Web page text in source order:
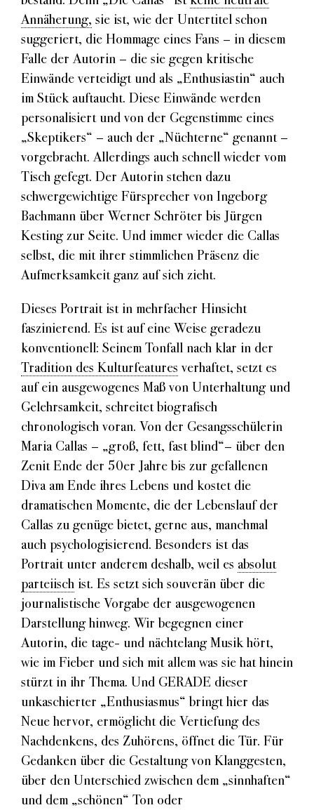
Annäherung, sie ist, wie der Untertitel schon
suggeriert, die Hommage eines Fans – in diesem
Falle der Autorin – die sie gegen kritische
Einwände verteidigt und als „Enthusiastin“ auch
im Stück auftaucht. Diese Einwände werden
personalisiert und von der Gegenstimme eines
„Skeptikers“ – auch der „Nüchterne“ genannt –
vorgebracht. Allerdings auch schnell wieder vom
Tisch gefegt. Der Autorin stehen dazu
schwergewichtige Fürsprecher von Ingeborg
Bachmann über Werner Schröter bis Jürgen
Kesting zur Seite. Und immer wieder die Callas
selbst, die mit ihrer stimmlichen Präsenz die
Aufmerksamkeit ganz auf sich zieht.
Dieses Portrait ist in mehrfacher Hinsicht
faszinierend. Es ist auf eine Weise geradezu
konventionell: Seinem Tonfall nach klar in der
Tradition des Kulturfeatures verhaftet, setzt es
auf ein ausgewogenes Maß von Unterhaltung und
Gelehrsamkeit, schreitet biografisch
chronologisch voran. Von der Gesangsschülerin
Maria Callas – „groß, fett, fast blind“– über den
Zenit Ende der 50er Jahre bis zur gefallenen
Diva am Ende ihres Lebens und kostet die
dramatischen Momente, die der Lebenslauf der
Callas zu genüge bietet, gerne aus, manchmal
auch psychologisierend. Besonders ist das
Portrait unter anderem deshalb, weil es absolut
parteiisch ist. Es setzt sich souverän über die
journalistische Vorgabe der ausgewogenen
Darstellung hinweg. Wir begegnen einer
Autorin, die tage- und nächtelang Musik hört,
wie im Fieber und sich mit allem was sie hat hinein
stürzt in ihr Thema. Und GERADE dieser
unkaschierter „Enthusiasmus“ bringt hier das
Neue hervor, ermöglicht die Vertiefung des
Nachdenkens, des Zuhörens, öffnet die Tür. Für
Gedanken über die Gestaltung von Klanggesten,
über den Unterschied zwischen dem „sinnhaften“
und dem „schönen“ Ton oder